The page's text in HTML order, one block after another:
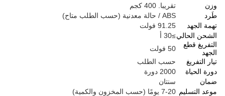
وزن
تقريبا. 400 كجم
طَرد
ABS / حالة معدنية (حسب الطلب متاح)
تهمة الجهد
91.25 فولت
الشحن الحالي≥30 أ
التفريغ قطع
الجهد
50 فولت
تيار التفريغ
حسب الطلب
دورة الحياة
2000 دورة
ضمان
سنتان
موعد التسليم 7-20 يومًا (حسب المخزون والكمية)